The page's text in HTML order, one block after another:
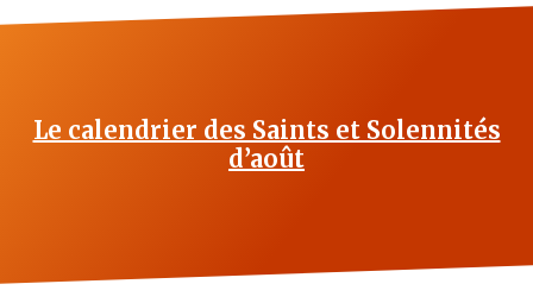
Le calendrier des Saints et Solennités
d’août